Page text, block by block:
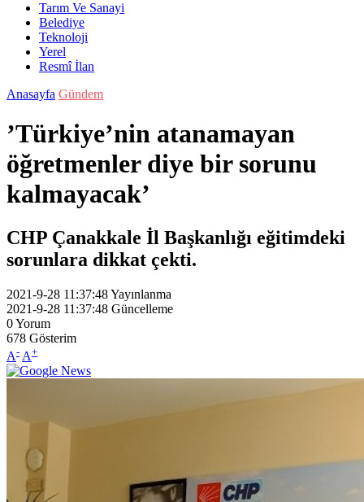
Tarım Ve Sanayi
Belediye
Teknoloji
Yerel
Resmî İlan
Anasayfa Gündem
’Türkiye’nin atanamayan
öğretmenler diye bir sorunu
kalmayacak’
CHP Çanakkale İl Başkanlığı eğitimdeki
sorunlara dikkat çekti.
2021-9-28 11:37:48Yayınlanma
2021-9-28 11:37:48 Güncelleme
0Yorum
678 Gösterim
A- A+